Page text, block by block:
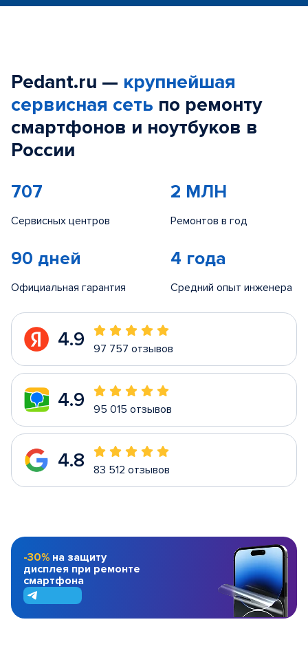
Pedant.ru — крупнейшая
сервисная сеть по ремонту
смартфонов и ноутбуков в
России
707
Сервисных центров
2 МЛН
Ремонтов в год
90 дней
Официальная гарантия
4 года
Средний опыт инженера
4.9 97 757 отзывов
4.9 95 015 отзывов
4.8 83 512 отзывов
-30% на защиту
дисплея при ремонте
смартфона